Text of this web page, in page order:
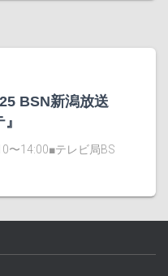
BSN新潟放送
〜14:00■テレビ局BS